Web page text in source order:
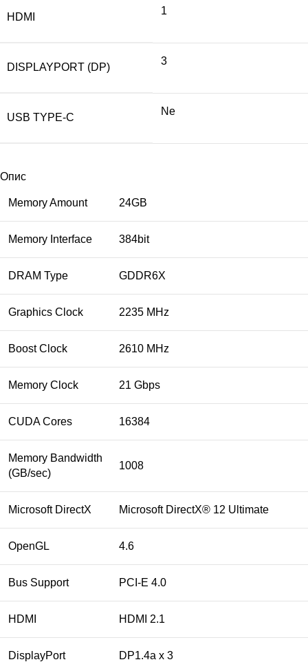
HDMI
1
DISPLAYPORT (DP)
3
USB TYPE-C
Ne
Опис
Memory Amount 24GB
Memory Interface 384bit
DRAM Type GDDR6X
Graphics Clock 2235 MHz
Boost Clock 2610 MHz
Memory Clock 21 Gbps
CUDA Cores 16384
Memory Bandwidth
(GB/sec)
1008
Microsoft DirectX Microsoft DirectX® 12 Ultimate
OpenGL 4.6
Bus Support PCI-E 4.0
HDMI HDMI 2.1
DisplayPort DP1.4a x 3